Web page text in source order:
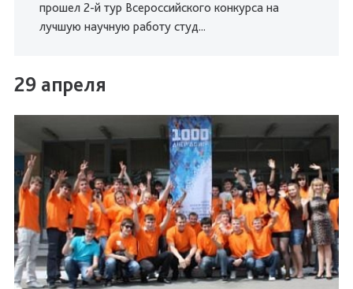
прошел 2-й тур Всероссийского конкурса на
лучшую научную работу студ...
29 апреля